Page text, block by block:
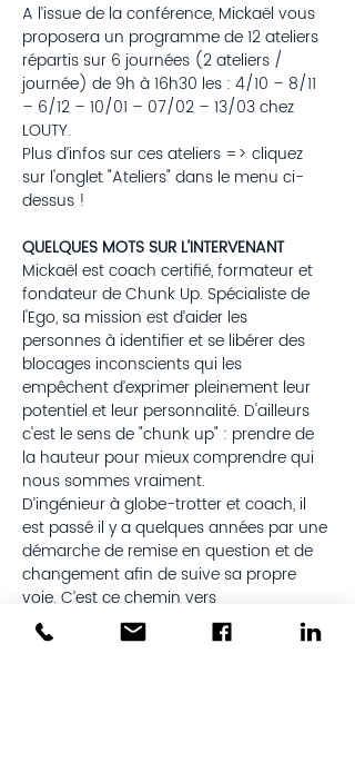
A l’issue de la conférence, Mickaël vous
proposera un programme de 12 ateliers
répartis sur 6 journées (2 ateliers /
journée) de 9h à 16h30 les : 4/10 – 8/11
– 6/12 – 10/01 – 07/02 – 13/03 chez
Plus d’infos sur ces ateliers => cliquez
sur l'onglet "Ateliers" dans le menu ci-
dessus !
QUELQUES MOTS SUR L’INTERVENANT
Mickaël est coach certifié, formateur et
fondateur de Chunk Up. Spécialiste de
l'Ego, sa mission est d’aider les
personnes à identifier et se libérer des
blocages inconscients qui les
empêchent d’exprimer pleinement leur
potentiel et leur personnalité. D'ailleurs
c'est le sens de "chunk up" : prendre de
la hauteur pour mieux comprendre qui
nous sommes vraiment.
D’ingénieur à globe-trotter et coach, il
est passé il y a quelques années par une
démarche de remise en question et de
changement afin de suive sa propre
voie. C’est ce chemin vers
l'épanouissement personnel et
professionnel qu’il souhaite aujourd’hui